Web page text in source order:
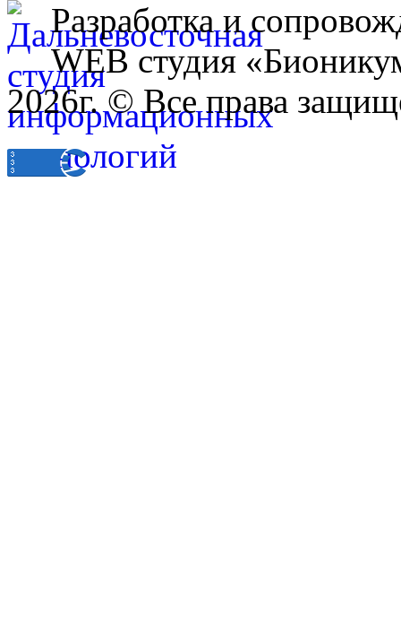
Разработка и
WEB студия
2026г. © Все права